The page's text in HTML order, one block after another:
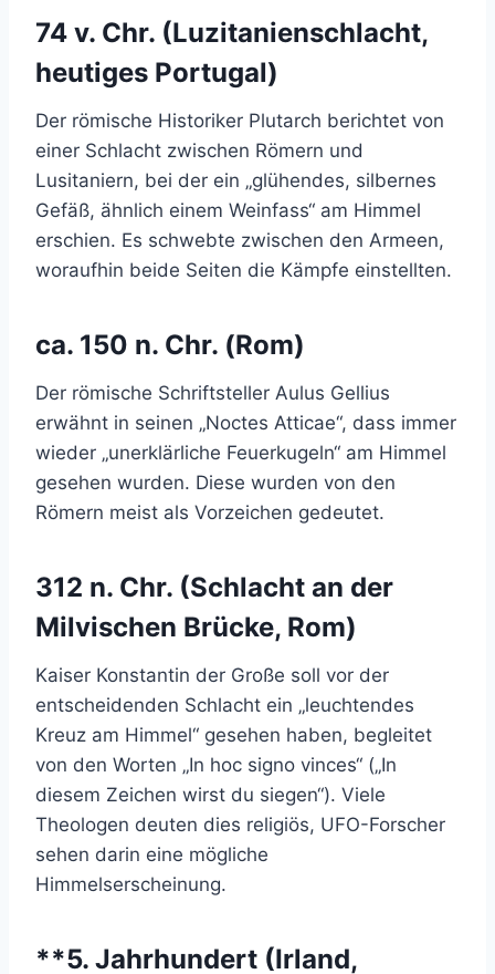
74 v. Chr. (Luzitanienschlacht,
heutiges Portugal)
Der römische Historiker Plutarch berichtet von
einer Schlacht zwischen Römern und
Lusitaniern, bei der ein „glühendes, silbernes
Gefäß, ähnlich einem Weinfass“ am Himmel
erschien. Es schwebte zwischen den Armeen,
woraufhin beide Seiten die Kämpfe einstellten.
ca. 150 n. Chr. (Rom)
Der römische Schriftsteller Aulus Gellius
erwähnt in seinen „Noctes Atticae“, dass immer
wieder „unerklärliche Feuerkugeln“ am Himmel
gesehen wurden. Diese wurden von den
Römern meist als Vorzeichen gedeutet.
312 n. Chr. (Schlacht an der
Milvischen Brücke, Rom)
Kaiser Konstantin der Große soll vor der
entscheidenden Schlacht ein „leuchtendes
Kreuz am Himmel“ gesehen haben, begleitet
von den Worten „In hoc signo vinces“ („In
diesem Zeichen wirst du siegen“). Viele
Theologen deuten dies religiös, UFO-Forscher
sehen darin eine mögliche
Himmelserscheinung.
**5. Jahrhundert (Irland,